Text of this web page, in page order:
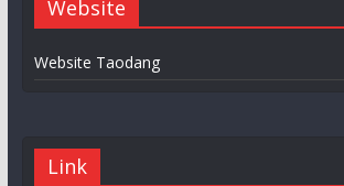
Website
Website Taodang
Link